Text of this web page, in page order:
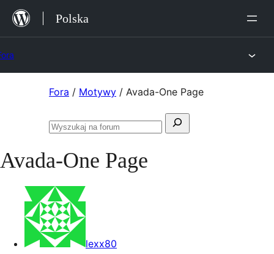
Przejdź
Polska
Fora / Motywy / Avada-One Page
Szukaj:
Przeszukaj
Avada-One Page
lexx80